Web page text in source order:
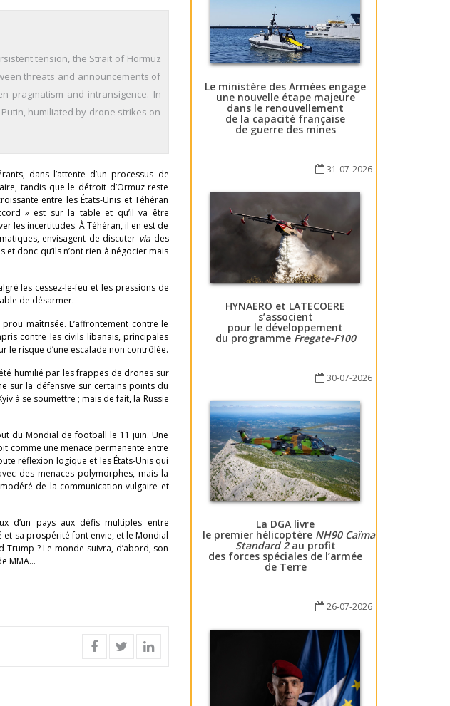
tension, the Strait of Hormuz
threats and announcements of
pragmatism and intransigence. In
humiliated by drone strikes on
dans l’attente d’un processus de
tandis que le détroit d’Ormuz reste
entre les États-Unis et Téhéran
» est sur la table et qu’il va être
les incertitudes. À Téhéran, il en est de
envisagent de discuter viades
donc qu’ils n’ont rien à négocier mais
les cessez-le-feu et les pressions de
de désarmer.
maîtrisée. L’affrontement contre le
contre les civils libanais, principales
le risque d’une escalade non contrôlée.
humilié par les frappes de drones sur
sur la défensive sur certains points du
à se soumettre ; mais de fait, la Russie
du Mondial de football le 11 juin. Une
comme une menace permanente entre
réflexion logique et les États-Unis qui
des menaces polymorphes, mais la
de la communication vulgaire et
d’un pays aux défis multiples entre
sa prospérité font envie, et le Mondial
? Le monde suivra, d’abord, son
MMA…
Le ministère des Armées engage
une nouvelle étape majeure
dans le renouvellement
de la capacité française
de guerre des mines
31-07-2026
HYNAERO et LATECOERE
s’associent
pour le développement
du programme Fregate-F100
30-07-2026
La DGA livre
le premier hélicoptère NH90 Caïman
Standard 2au profit
des forces spéciales de l’armée
de Terre
26-07-2026